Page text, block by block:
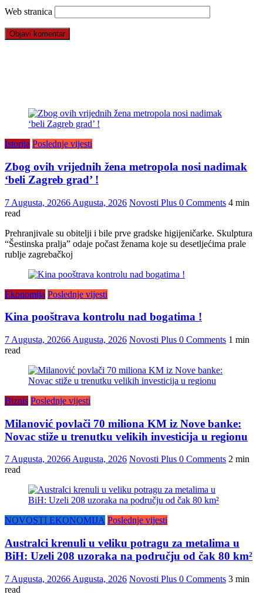
Web stranica
Istorija Poslednje vijesti
Zbog ovih vrijednih žena metropola nosi nadimak
‘beli Zagreb grad’ !
7 Augusta, 20266 Augusta, 2026 Novosti Plus 0 Comments 4 min
read
Prehranjivale su obitelji i bile prve gradske higijeničarke. Skulptura
“Šestinska pralja” odaje počast ženama koje su desetljećima prale
rublje zagrebačkoj
Ekonomija Poslednje vijesti
Kina pooštrava kontrolu nad bogatima !
7 Augusta, 20266 Augusta, 2026 Novosti Plus 0 Comments 1 min
read
Biznis Poslednje vijesti
Milanović povlači 70 miliona KM iz Nove banke:
Novac stiže u trenutku velikih investicija u regionu
7 Augusta, 20266 Augusta, 2026 Novosti Plus 0 Comments 2 min
read
NOVOSTI EKONOMIJA Poslednje vijesti
Australci krenuli u veliku potragu za metalima u
BiH: Uzeli 208 uzoraka na području od čak 80 km²
7 Augusta, 20266 Augusta, 2026 Novosti Plus 0 Comments 3 min
read